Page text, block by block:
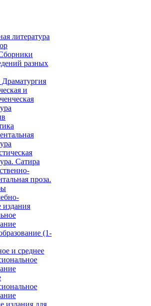
литература
разных
и
Сатира
проза.
издания
(1-
и среднее
издания для